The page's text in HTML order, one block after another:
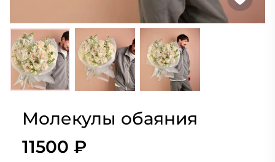
Молекулы обаяния
11500 ₽